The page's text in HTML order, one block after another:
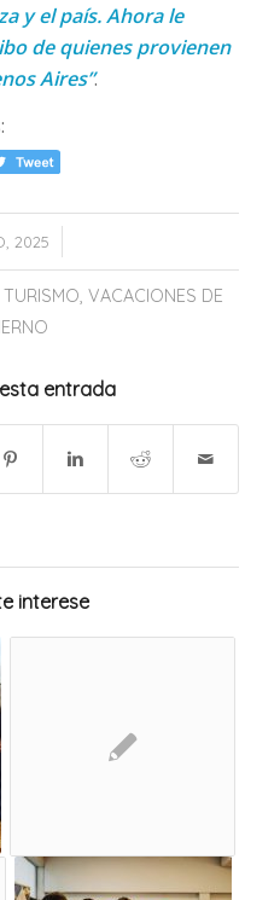
y el país. Ahora le
de quienes provienen
Aires”.
2025
TURISMO, VACACIONES DE
entrada
interese